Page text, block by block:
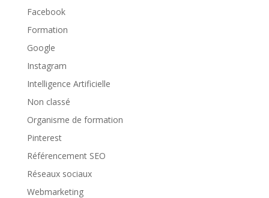
Facebook
Formation
Google
Instagram
Intelligence Artificielle
Non classé
Organisme de formation
Pinterest
Référencement SEO
Réseaux sociaux
Webmarketing